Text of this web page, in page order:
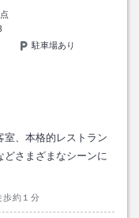
駐車場あり
室、本格的レストラン
さまざまなシーンに
歩約１分